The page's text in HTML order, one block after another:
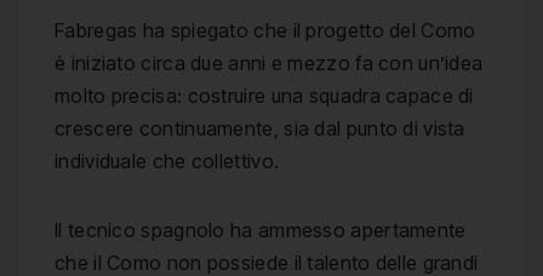
Fabregas ha spiegato che il progetto del Como
è iniziato circa due anni e mezzo fa con un’idea
molto precisa: costruire una squadra capace di
crescere continuamente, sia dal punto di vista
individuale che collettivo.
Il tecnico spagnolo ha ammesso apertamente
che il Como non possiede il talento delle grandi